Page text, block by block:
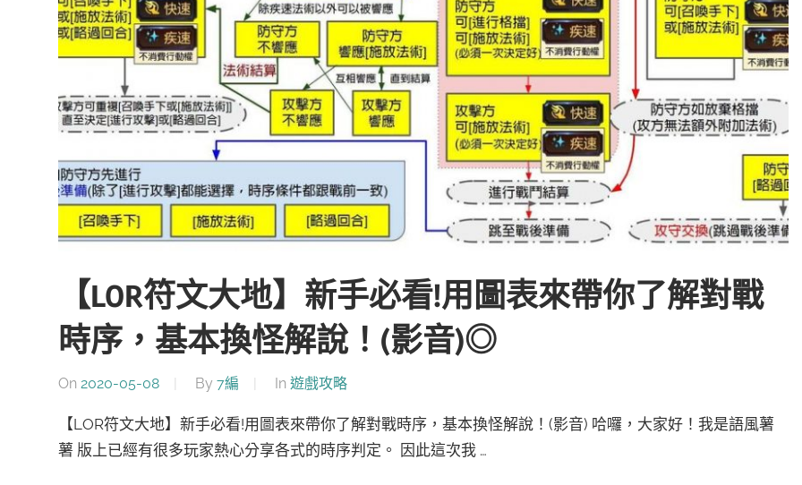
【LOR符文大地】新手必看!用圖表來帶你了解對戰
時序，基本換怪解說！(影音)◎
On 2020-05-08 By 7編 In 遊戲攻略
【LOR符文大地】新手必看!用圖表來帶你了解對戰時序，基本換怪解說！(影音) 哈囉，大家好！我是語風薯
薯 版上已經有很多玩家熱心分享各式的時序判定。 因此這次我 …